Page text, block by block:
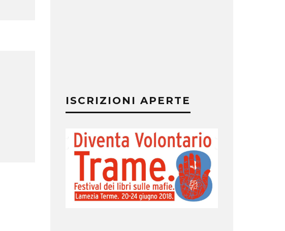
ISCRIZIONI APERTE